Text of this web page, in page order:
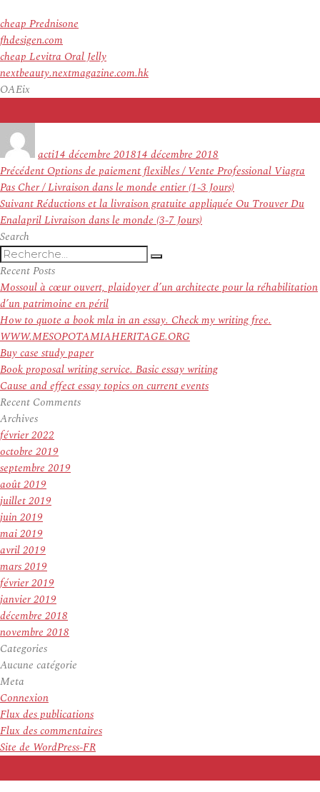
cheap Prednisone
fhdesigen.com
cheap Levitra Oral Jelly
nextbeauty.nextmagazine.com.hk
OAEix
actile
14 décembre 201814 décembre 2018
Navigation
de
l’article
Précédent Article
précédent :
Options de paiement flexibles / Vente Professional Viagra
Pas Cher / Livraison dans le monde entier (1-3 Jours)
SuivantArticle
suivant :
Réductions et la livraison gratuite appliquée Ou Trouver Du
Enalapril Livraison dans le monde (3-7 Jours)
Search
Recherche
pour
:
Recherche
Recent Posts
Mossoul à cœur ouvert, plaidoyer d’un architecte pour la réhabilitation
d’un patrimoine en péril
How to quote a book mla in an essay. Check my writing free.
WWW.MESOPOTAMIAHERITAGE.ORG
Buy case study paper
Book proposal writing service. Basic essay writing
Cause and effect essay topics on current events
Recent Comments
Archives
février 2022
octobre 2019
septembre 2019
août 2019
juillet 2019
juin 2019
mai 2019
avril 2019
mars 2019
février 2019
janvier 2019
décembre 2018
novembre 2018
Categories
Aucune catégorie
Meta
Connexion
Flux des publications
Flux des commentaires
Site de WordPress-FR